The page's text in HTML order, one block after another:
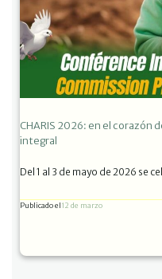
CHARIS 2026: en el corazón
integral
Del 1 al 3 de mayo de 2026 se
Publicado el12 de marzo